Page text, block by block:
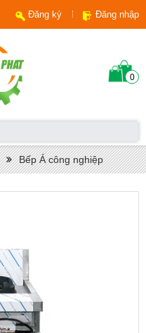
Đăng ký Đăng nhập
0
Bếp Á công nghiệp